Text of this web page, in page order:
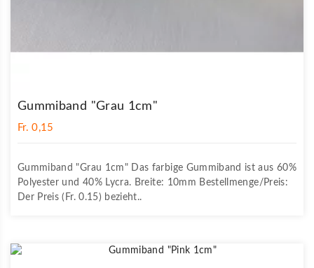
Gummiband "Grau 1cm"
Fr. 0,15
Gummiband "Grau 1cm" Das farbige Gummiband ist aus 60%
Polyester und 40% Lycra. Breite: 10mm Bestellmenge/Preis:
Der Preis (Fr. 0.15) bezieht..